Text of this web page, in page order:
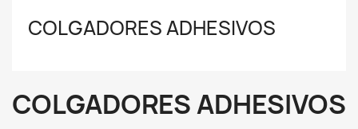
COLGADORES ADHESIVOS
COLGADORES ADHESIVOS